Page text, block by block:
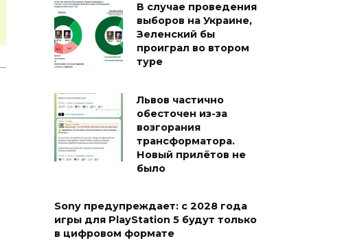
В случае проведения
выборов на Украине,
Зеленский бы
проиграл во втором
туре
Львов частично
обесточен из-за
возгорания
трансформатора.
Новый прилётов не
было
Sony предупреждает: с 2028 года
игры для PlayStation 5 будут только
в цифровом формате